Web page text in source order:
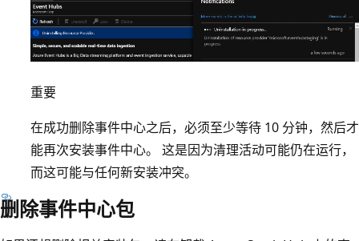
重要
在成功删除事件中心之后，必须至少等待 10 分钟，然后才
能再次安装事件中心。 这是因为清理活动可能仍在运行，
而这可能与任何新安装冲突。
删除事件中心包